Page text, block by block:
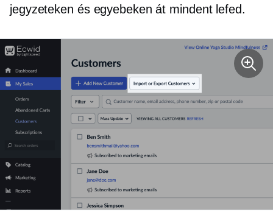
jegyzeteken és egyebeken át mindent lefed.